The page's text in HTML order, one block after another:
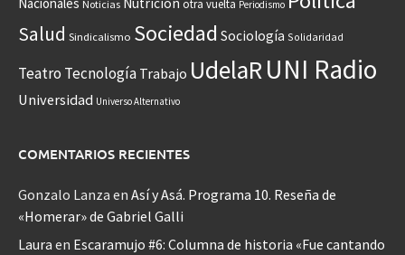
Noticias otra vuelta Periodismo
Salud Sindicalismo Sociedad Sociología Solidaridad
Teatro Tecnología Trabajo UdelaRUNI Radio
Universidad Universo Alternativo
COMENTARIOS RECIENTES
Gonzalo Lanza en Así y Asá. Programa 10. Reseña de
«Homerar» de Gabriel Galli
Laura en Escaramujo #6: Columna de historia «Fue cantando